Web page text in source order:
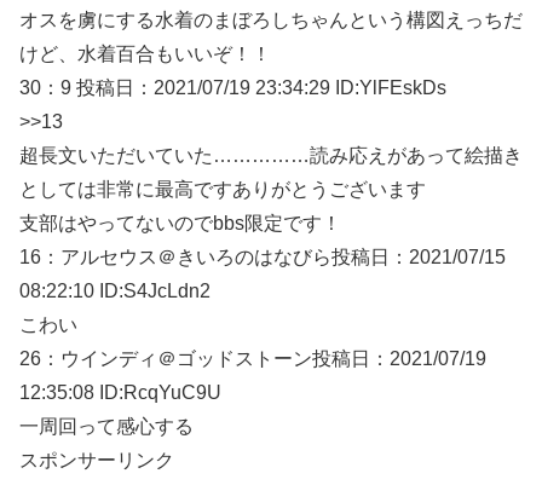
オスを虜にする水着のまぼろしちゃんという構図えっちだ
けど、水着百合もいいぞ！！
30： 9 投稿日：2021/07/19 23:34:29 ID:YlFEskDs
>>13
超長文いただいていた……………読み応えがあって絵描き
としては非常に最高ですありがとうございます
支部はやってないのでbbs限定です！
16： アルセウス＠きいろのはなびら投稿日：2021/07/15
08:22:10 ID:S4JcLdn2
こわい
26： ウインディ＠ゴッドストーン投稿日：2021/07/19
12:35:08 ID:RcqYuC9U
一周回って感心する
スポンサーリンク